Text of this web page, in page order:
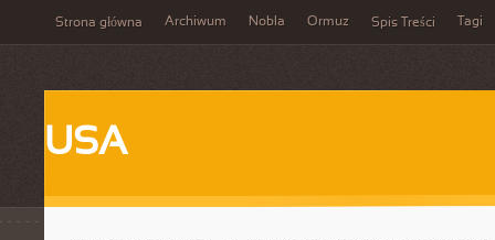
Strona główna Archiwum Nobla Ormuz Spis Treści Tagi
USA